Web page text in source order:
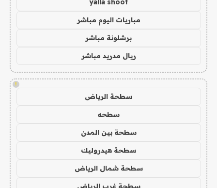
yalla shoot
مباريات اليوم مباشر
برشلونة مباشر
ريال مدريد مباشر
!
سطحة الرياض
سطحه
سطحة بين المدن
سطحة هيدروليك
سطحة شمال الرياض
سطحة غرب الرياض